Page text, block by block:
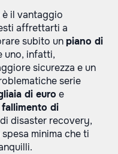
è il vantaggio
affrettarti a
subito unpiano di
uno, infatti,
sicurezza e un
serie
di euro e
fallimento di
disaster recovery,
minima che ti